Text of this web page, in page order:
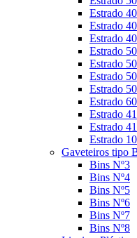
Estrado
Estrado
Estrado
Estrado
Estrado
Estrado
Estrado
Estrado
Estrado
Estrado
Estrado
Gaveteiros tipo
Bins Nº3
Bins Nº4
Bins Nº5
Bins Nº6
Bins Nº7
Bins Nº8